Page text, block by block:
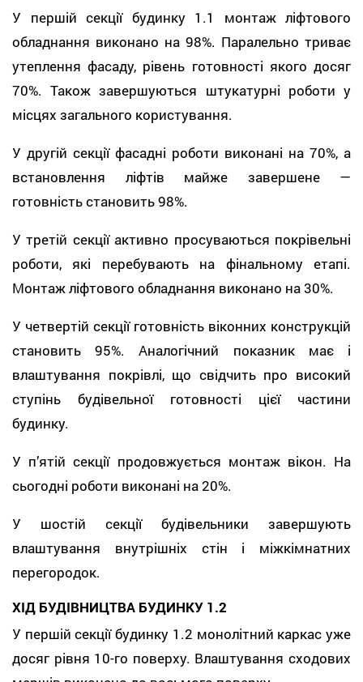
У першій секції будинку 1.1 монтаж ліфтового
обладнання виконано на 98%. Паралельно триває
утеплення фасаду, рівень готовності якого досяг
70%. Також завершуються штукатурні роботи у
місцях загального користування.
У другій секції фасадні роботи виконані на 70%, а
встановлення ліфтів майже завершене —
готовність становить 98%.
У третій секції активно просуваються покрівельні
роботи, які перебувають на фінальному етапі.
Монтаж ліфтового обладнання виконано на 30%.
У четвертій секції готовність віконних конструкцій
становить 95%. Аналогічний показник має і
влаштування покрівлі, що свідчить про високий
ступінь будівельної готовності цієї частини
будинку.
У п’ятій секції продовжується монтаж вікон. На
сьогодні роботи виконані на 20%.
У шостій секції будівельники завершують
влаштування внутрішніх стін і міжкімнатних
перегородок.
ХІД БУДІВНИЦТВА БУДИНКУ 1.2
У першій секції будинку 1.2 монолітний каркас уже
досяг рівня 10-го поверху. Влаштування сходових